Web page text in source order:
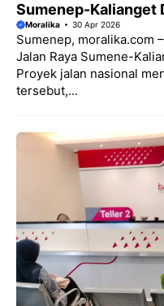
Sumenep-Kalianget
Moralika 30 Apr 2026
Sumenep, moralika.com
Jalan Raya Sumene-
Proyek jalan nasional
tersebut,...